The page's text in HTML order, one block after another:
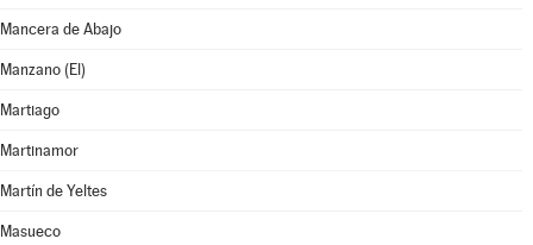
Mancera de Abajo
Manzano (El)
Martiago
Martinamor
Martín de Yeltes
Masueco